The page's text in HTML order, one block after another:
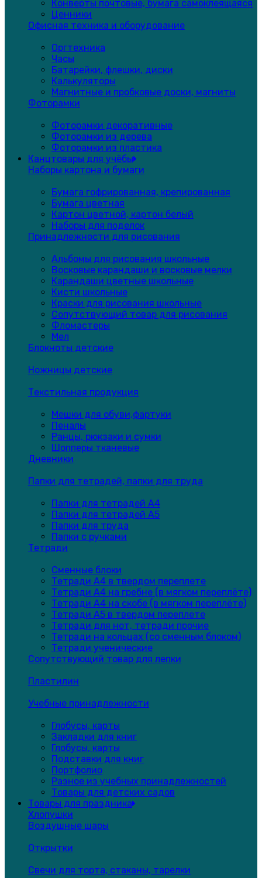
Конверты почтовые, бумага самоклеящаяся
Ценники
Офисная техника и оборудование
Оргтехника
Часы
Батарейки, флешки, диски
Калькуляторы
Магнитные и пробковые доски, магниты
Фоторамки
Фоторамки декоративные
Фоторамки из дерева
Фоторамки из пластика
Канцтовары для учёбы
Наборы картона и бумаги
Бумага гофрированная, крепированная
Бумага цветная
Картон цветной, картон белый
Наборы для поделок
Принадлежности для рисования
Альбомы для рисования школьные
Восковые карандаши и восковые мелки
Карандаши цветные школьные
Кисти школьные
Краски для рисования школьные
Сопутствующий товар для рисования
Фломастеры
Мел
Блокноты детские
Ножницы детские
Текстильная продукция
Мешки для обуви,фартуки
Пеналы
Ранцы, рюкзаки и сумки
Шопперы тканевые
Дневники
Папки для тетрадей, папки для труда
Папки для тетрадей А4
Папки для тетрадей А5
Папки для труда
Папки с ручками
Тетради
Сменные блоки
Тетради А4 в твердом переплете
Тетради А4 на гребне (в мягком переплёте)
Тетради А4 на скобе (в мягком переплёте)
Тетради А5 в твердом переплете
Тетради для нот, тетради прочие
Тетради на кольцах (со сменным блоком)
Тетради ученические
Сопутствующий товар для лепки
Пластилин
Учебные принадлежности
Глобусы, карты
Закладки для книг
Глобусы, карты
Подставки для книг
Портфолио
Разное из учебных принадлежностей
Товары для детских садов
Товары для праздника
Хлопушки
Воздушные шары
Открытки
Свечи для торта, стаканы, тарелки